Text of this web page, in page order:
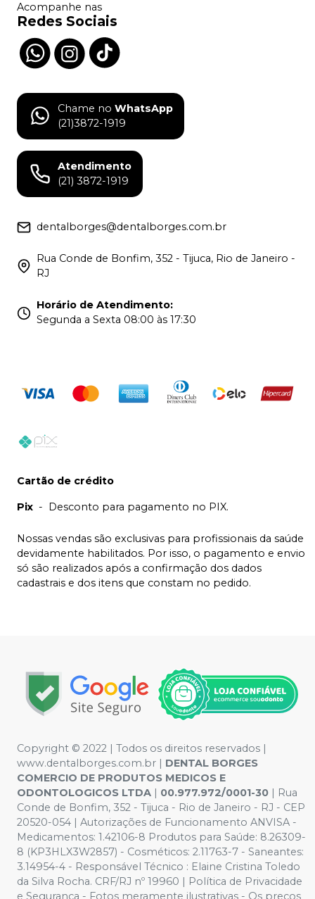
Acompanhe nas
Redes Sociais
Chame no WhatsApp
(21)3872-1919
Atendimento
(21) 3872-1919
dentalborges@dentalborges.com.br
Rua Conde de Bonfim, 352 - Tijuca, Rio de Janeiro -
RJ
Horário de Atendimento:
Segunda a Sexta 08:00 às 17:30
Cartão de crédito
Pix - Desconto para pagamento no PIX.
Nossas vendas são exclusivas para profissionais da saúde
devidamente habilitados. Por isso, o pagamento e envio
só são realizados após a confirmação dos dados
cadastrais e dos itens que constam no pedido.
Copyright © 2022 | Todos os direitos reservados |
www.dentalborges.com.br | DENTAL BORGES
COMERCIO DE PRODUTOS MEDICOS E
ODONTOLOGICOS LTDA | 00.977.972/0001-30 | Rua
Conde de Bonfim, 352 - Tijuca - Rio de Janeiro - RJ - CEP
20520-054 | Autorizações de Funcionamento ANVISA -
Medicamentos: 1.42106-8 Produtos para Saúde: 8.26309-
8 (KP3HLX3W2857) - Cosméticos: 2.11763-7 - Saneantes:
3.14954-4 - Responsável Técnico : Elaine Cristina Toledo
da Silva Rocha. CRF/RJ nº 19960 | Política de Privacidade
e Segurança - Fotos meramente ilustrativas - Os preços